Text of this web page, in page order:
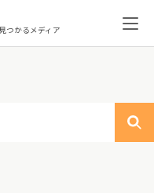
つかるメディア